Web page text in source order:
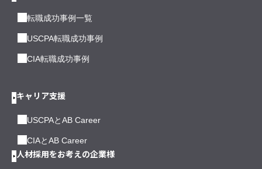
転職成功事例一覧
USCPA転職成功事例
CIA転職成功事例
キャリア支援
USCPAとAB Career
CIAとAB Career
人材採用をお考えの企業様